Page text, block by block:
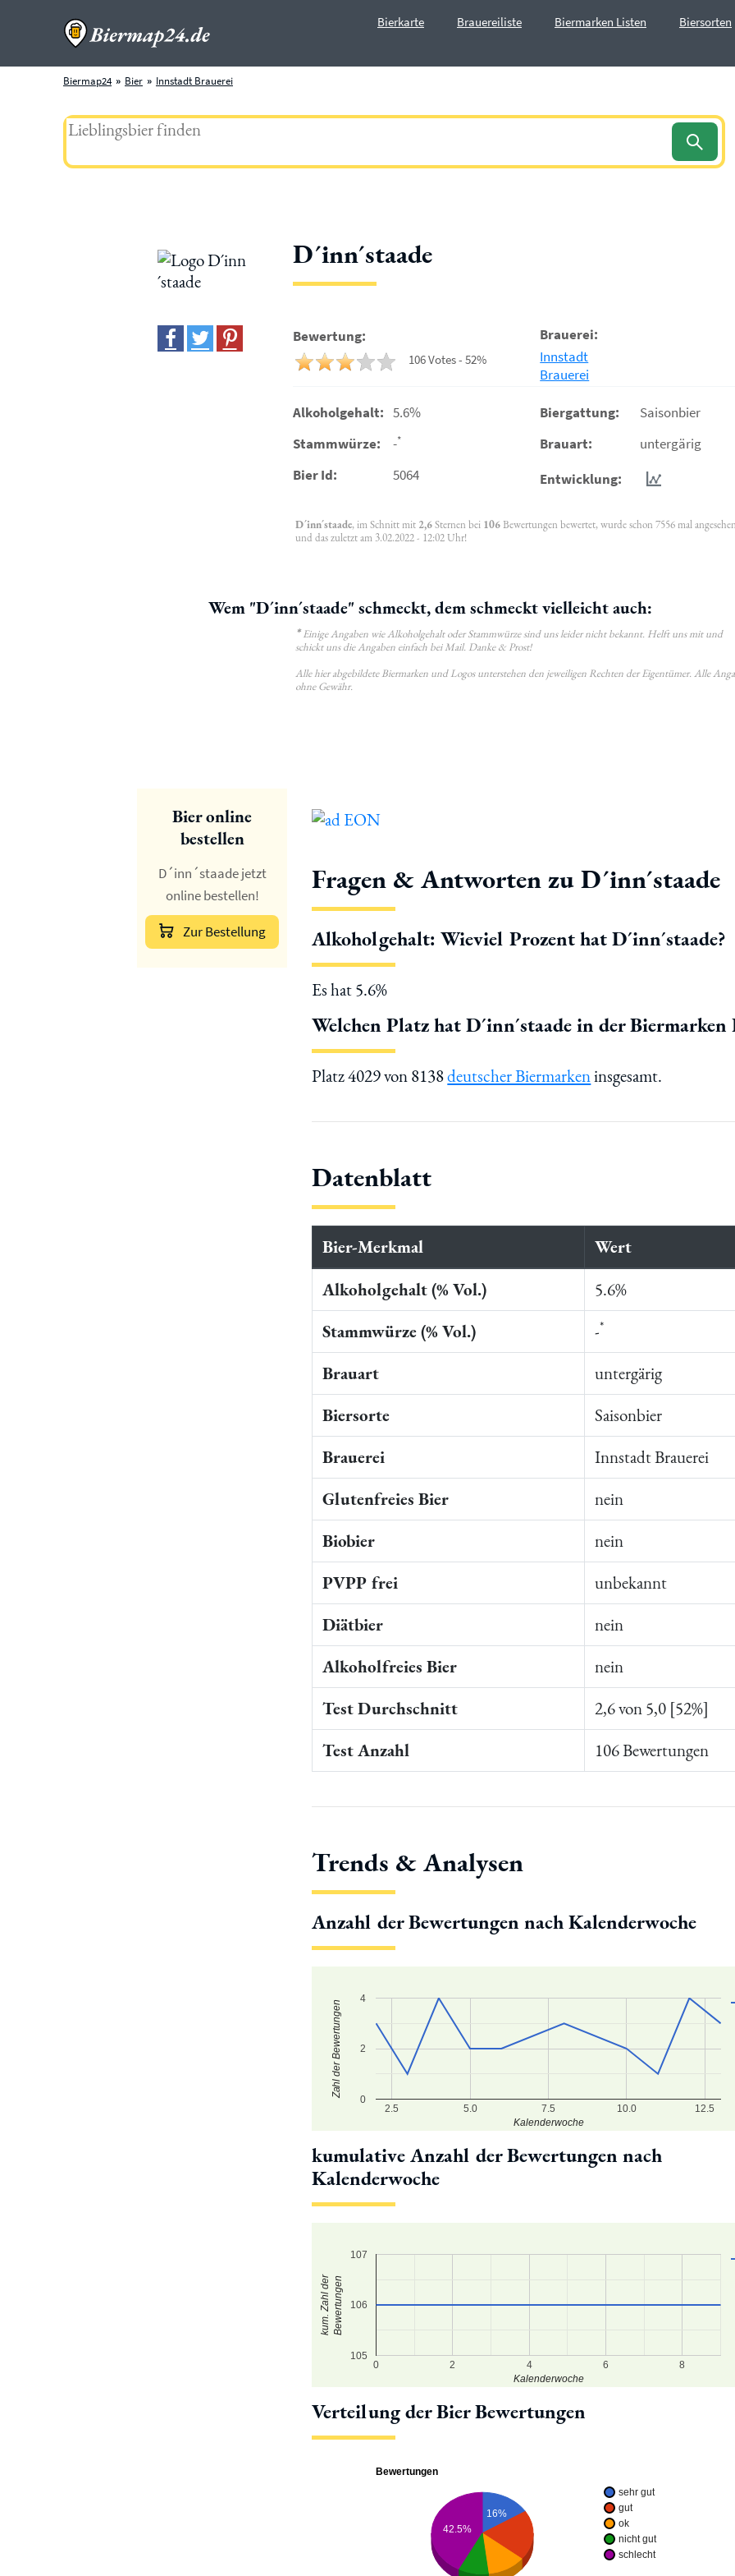
Bierkarte Brauereiliste Biermarken Listen Biersorten
Biermap24 Bier Innstadt Brauerei
D´inn´staade
Bewertung:
106 Votes - 52%
Brauerei:
Innstadt
Brauerei
Alkoholgehalt: 5.6%
Stammwürze:
-*
Bier Id: 5064
Biergattung:
Saisonbier
Brauart:
untergärig
Entwicklung:
D´inn´staade, im Schnitt mit 2,6Sternen bei 106Bewertungen bewertet, wurde schon 7556 mal
und das zuletzt am 3.02.2022 - 12:02 Uhr!
Wem "D´inn´staade" schmeckt, dem schmeckt vielleicht auch:
*Einige Angaben wie Alkoholgehalt oder Stammwürze sind uns leider nicht bekannt. Helft uns mit und
schickt uns die Angaben einfach bei Mail. Danke & Prost!
Alle hier abgebildete Biermarken und Logos unterstehen den jeweiligen Rechten der Eigentümer. Alle
ohne Gewähr.
Bier online
bestellen
D´inn´staade jetzt
online bestellen!
Zur Bestellung
Fragen & Antworten zu D´inn´staade
Alkoholgehalt: Wieviel Prozent hat D´inn´staade?
Es hat 5.6%
Welchen Platz hat D´inn´staade in der Biermarken
Platz 4029 von 8138deutscher Biermarkeninsgesamt.
Datenblatt
Bier-Merkmal
Wert
Alkoholgehalt (% Vol.)
5.6%
Stammwürze (% Vol.)
-*
Brauart
untergärig
Biersorte
Saisonbier
Brauerei
Innstadt Brauerei
Glutenfreies Bier
nein
Biobier
nein
PVPP frei
unbekannt
Diätbier
nein
Alkoholfreies Bier
nein
Test Durchschnitt
2,6 von 5,0 [52%]
Test Anzahl
106 Bewertungen
Trends & Analysen
Anzahl der Bewertungen nach Kalenderwoche
2.5 5.0 7.5 10.0 12.5
0
2
4
Kalenderwoche
Zahl der Bewertungen
kumulative Anzahl der Bewertungen nach
Kalenderwoche
0 2 4 6 8
105
106
107
Kalenderwoche
kum. Zahl derBewertungen
Verteilung der Bier Bewertungen
Bewertungen
sehr gut
gut
ok
nicht gut
schlecht
16%
42.5%